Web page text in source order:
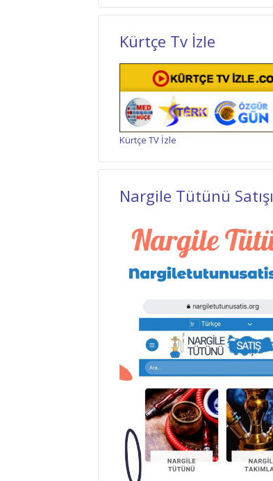
Kürtçe Tv İzle
Kürtçe TV İzle
Nargile Tütünü Satışı